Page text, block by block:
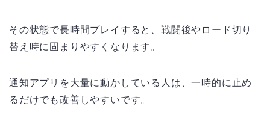
その状態で長時間プレイすると、戦闘後やロード切り
替え時に固まりやすくなります。
通知アプリを大量に動かしている人は、一時的に止め
るだけでも改善しやすいです。